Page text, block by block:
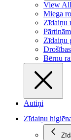
View All
Miega
Zīdaiņu
Zīdaiņu
Bērnu
Autiņi
Zīdaiņu